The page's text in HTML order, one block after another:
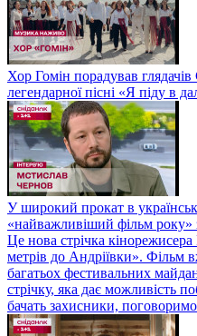
Хор Гомін порадував
легендарної пісні «Я піду в
У широкий прокат в
«найважливіший фільм року»
Це нова стрічка
метрів до Андріївки». Фільм
багатьох фестивальних
стрічку, яка дає можливість
бачать захисники,